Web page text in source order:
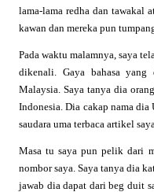
lama-lama redha dan tawakal
kawan dan mereka pun
Pada waktu malamnya, saya
dikenali. Gaya bahasa
Malaysia. Saya tanya dia
Indonesia. Dia cakap nama
saudara uma terbaca artikel
Masa tu saya pun pelik dari
nombor saya. Saya tanya dia
jawab dia dapat dari beg duit